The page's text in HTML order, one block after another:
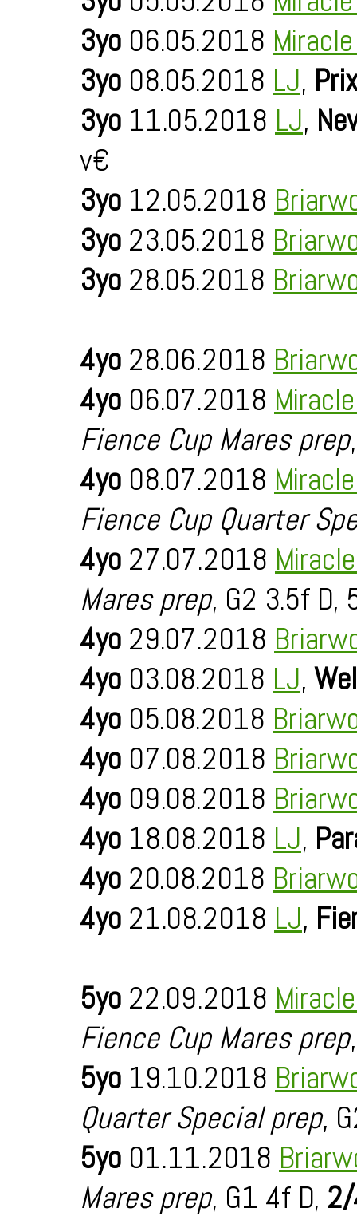
3yo 06.05.2018
3yo 08.05.2018 LJ,
3yo 11.05.2018 LJ,
v€
3yo 12.05.2018
3yo 23.05.2018
3yo 28.05.2018
4yo 28.06.2018
4yo 06.07.2018
Fience Cup Mares prep
4yo 08.07.2018
Fience Cup Quarter
4yo 27.07.2018
Mares prep, G2 3.5f
4yo 29.07.2018
4yo 03.08.2018 LJ,
4yo 05.08.2018
4yo 07.08.2018
4yo 09.08.2018
4yo 18.08.2018 LJ,
4yo 20.08.2018
4yo 21.08.2018 LJ,
5yo 22.09.2018
Fience Cup Mares prep
5yo 19.10.2018
Quarter Special prep,
5yo 01.11.2018
Mares prep, G1 4f D,